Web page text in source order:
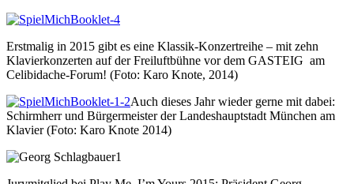
Erstmalig in 2015 gibt es eine Klassik-Konzertreihe – mit zehn
Klavierkonzerten auf der Freiluftbühne vor dem GASTEIG am
Celibidache-Forum! (Foto: Karo Knote, 2014)
Auch dieses Jahr wieder gerne mit dabei:
Schirmherr und Bürgermeister der Landeshauptstadt München am
Klavier (Foto: Karo Knote 2014)